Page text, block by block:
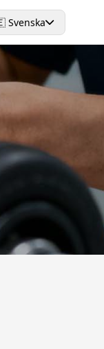
🇸🇪 Svenska